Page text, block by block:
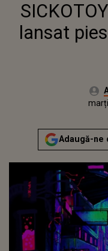
lansat
luni, 8 noiembrie 2021
Adaugă-ne